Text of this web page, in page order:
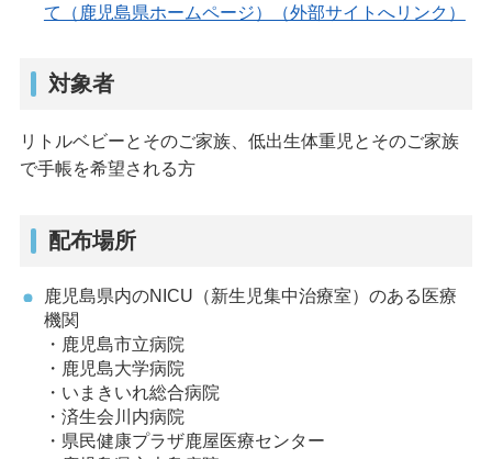
て（鹿児島県ホームページ）（外部サイトへリンク）
対象者
リトルベビーとそのご家族、低出生体重児とそのご家族
で手帳を希望される方
配布場所
鹿児島県内のNICU（新生児集中治療室）のある医療
機関
・鹿児島市立病院
・鹿児島大学病院
・いまきいれ総合病院
・済生会川内病院
・県民健康プラザ鹿屋医療センター